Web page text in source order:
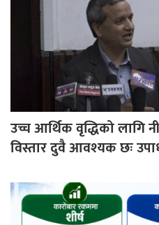
उच्च आर्थिक वृद्धिको लागि
विस्तार दुवै आवश्यक छः